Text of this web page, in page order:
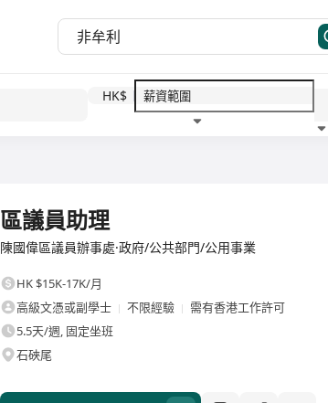
HK$
區議員助理
陳國偉區議員辦事處·政府/公共部門/公用事業
HK $15K-17K/月
高級文憑或副學士
不限經驗
需有香港工作許可
5.5天/週, 固定坐班
石硤尾